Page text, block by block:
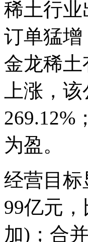
稀土行
订单猛
金龙稀
上涨，
269.12%
为盈。
经营目标
99亿元
加)；合